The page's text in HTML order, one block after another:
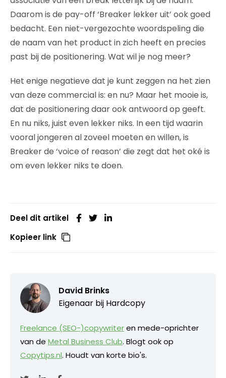
Daarom is de pay-off ‘Breaker lekker uit’ ook goed
bedacht. Een niet-vergezochte woordspeling die
de naam van het product in zich heeft en precies
past bij de positionering. Wat wil je nog meer?
Het enige negatieve dat je kunt zeggen na het zien
van deze commercial is: en nu? Maar het mooie is,
dat de positionering daar ook antwoord op geeft.
En nu niks, juist even lekker niks. In een tijd waarin
vooral jongeren al zoveel moeten en willen, is
Breaker de ‘voice of reason’ die zegt dat het oké is
om even lekker niks te doen.
Deel dit artikel
Kopieer link
David Brinks
Eigenaar bij Hardcopy
Freelance (SEO-)copywriteren mede-oprichter
van de Metal Business Club. Blogt ook op
Copytips.nl. Houdt van korte bio's.